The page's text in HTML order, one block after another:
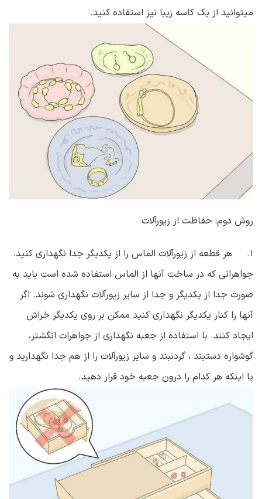
میتوانید از یک کاسه زیبا نیز استفاده کنید.
روش دوم: حفاظت از زیورآلات
۱. هر قطعه از زیورآلات الماس را از یکدیگر جدا نگهداری کنید.
جواهراتی که در ساخت آنها از الماس استفاده شده است باید به
صورت جدا از یکدیگر و جدا از سایر زیورآلات نگهداری شوند. اگر
آنها را کنار یکدیگر نگهداری کنید ممکن بر روی یکدیگر خراش
ایجاد کنند. با استفاده از جعبه نگهداری از جواهرات انگشتر،
گوشواره دستبند ، گردنبند و سایر زیورآلات را از هم جدا نگهدارید و
یا اینکه هر کدام را درون جعبه خود قرار دهید.